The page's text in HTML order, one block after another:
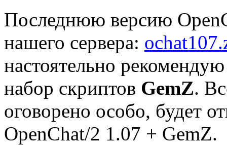
Последнюю версию
нашего сервера:
настоятельно
набор скриптов GemZ.
оговорено особо, будет
OpenChat/2 1.07 + GemZ.